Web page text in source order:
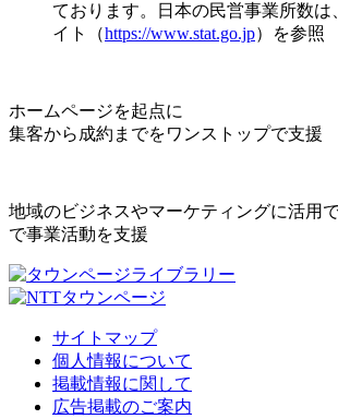
ております。日本の民営事業所数は
イト（https://www.stat.go.jp）を参照
ホームページを起点に
集客から成約までをワンストップで支援
地域のビジネスやマーケティングに活用
で事業活動を支援
サイトマップ
個人情報について
掲載情報に関して
広告掲載のご案内